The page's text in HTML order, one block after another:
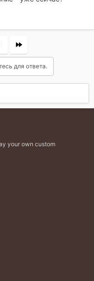
Last
для ответа.
your own custom